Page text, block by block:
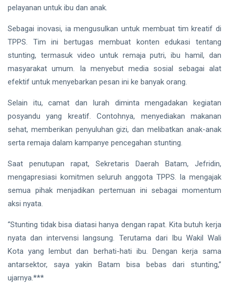
pelayanan untuk ibu dan anak.
Sebagai inovasi, ia mengusulkan untuk membuat tim kreatif di
TPPS. Tim ini bertugas membuat konten edukasi tentang
stunting, termasuk video untuk remaja putri, ibu hamil, dan
masyarakat umum. Ia menyebut media sosial sebagai alat
efektif untuk menyebarkan pesan ini ke banyak orang.
Selain itu, camat dan lurah diminta mengadakan kegiatan
posyandu yang kreatif. Contohnya, menyediakan makanan
sehat, memberikan penyuluhan gizi, dan melibatkan anak-anak
serta remaja dalam kampanye pencegahan stunting.
Saat penutupan rapat, Sekretaris Daerah Batam, Jefridin,
mengapresiasi komitmen seluruh anggota TPPS. Ia mengajak
semua pihak menjadikan pertemuan ini sebagai momentum
aksi nyata.
“Stunting tidak bisa diatasi hanya dengan rapat. Kita butuh kerja
nyata dan intervensi langsung. Terutama dari Ibu Wakil Wali
Kota yang lembut dan berhati-hati ibu. Dengan kerja sama
antarsektor, saya yakin Batam bisa bebas dari stunting,”
ujarnya.***